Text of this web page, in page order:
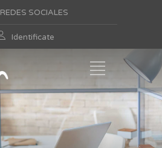
REDES SOCIALES
Identificate